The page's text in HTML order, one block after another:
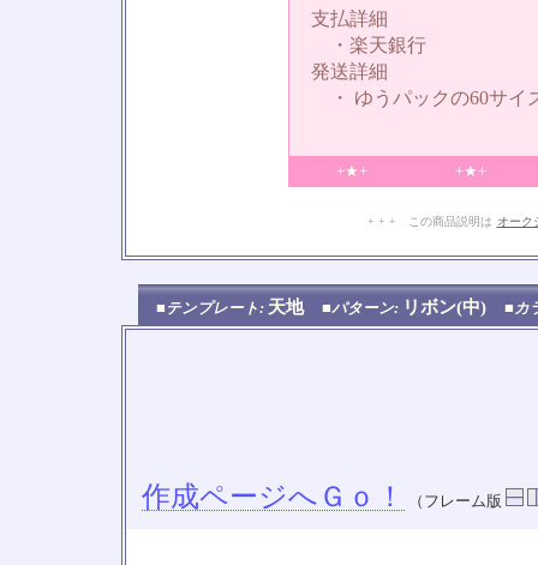
支払詳細
・楽天銀行
発送詳細
・ ゆうパックの60サイ
+★+ +★+
+ + + この商品説明は オーク
■テンプレート: 天地 ■パターン: リボン(中) ■カ
作成ページへＧｏ！ （フレーム版